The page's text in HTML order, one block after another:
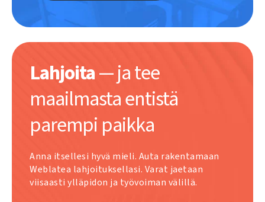
Lahjoita— ja tee
maailmasta entistä
parempi paikka
Anna itsellesi hyvä mieli. Auta rakentamaan
Weblatea lahjoituksellasi. Varat jaetaan
viisaasti ylläpidon ja työvoiman välillä.